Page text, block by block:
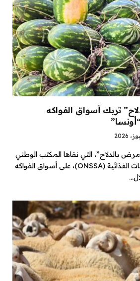
تربك أسواق الفواكه
بالدلاح”، التي نفاها المكتب الوطني
للسلامة الصحية للمنتجات الغذائية (ONSSA)، على أسواق الفواكه